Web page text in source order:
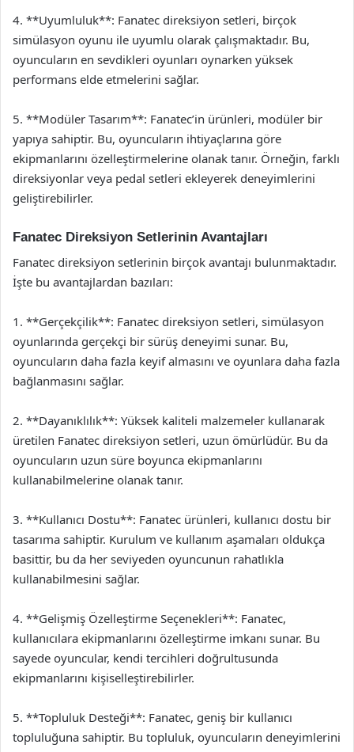
4. **Uyumluluk**: Fanatec direksiyon setleri, birçok
simülasyon oyunu ile uyumlu olarak çalışmaktadır. Bu,
oyuncuların en sevdikleri oyunları oynarken yüksek
performans elde etmelerini sağlar.
5. **Modüler Tasarım**: Fanatec’in ürünleri, modüler bir
yapıya sahiptir. Bu, oyuncuların ihtiyaçlarına göre
ekipmanlarını özelleştirmelerine olanak tanır. Örneğin, farklı
direksiyonlar veya pedal setleri ekleyerek deneyimlerini
geliştirebilirler.
Fanatec Direksiyon Setlerinin Avantajları
Fanatec direksiyon setlerinin birçok avantajı bulunmaktadır.
İşte bu avantajlardan bazıları:
1. **Gerçekçilik**: Fanatec direksiyon setleri, simülasyon
oyunlarında gerçekçi bir sürüş deneyimi sunar. Bu,
oyuncuların daha fazla keyif almasını ve oyunlara daha fazla
bağlanmasını sağlar.
2. **Dayanıklılık**: Yüksek kaliteli malzemeler kullanarak
üretilen Fanatec direksiyon setleri, uzun ömürlüdür. Bu da
oyuncuların uzun süre boyunca ekipmanlarını
kullanabilmelerine olanak tanır.
3. **Kullanıcı Dostu**: Fanatec ürünleri, kullanıcı dostu bir
tasarıma sahiptir. Kurulum ve kullanım aşamaları oldukça
basittir, bu da her seviyeden oyuncunun rahatlıkla
kullanabilmesini sağlar.
4. **Gelişmiş Özelleştirme Seçenekleri**: Fanatec,
kullanıcılara ekipmanlarını özelleştirme imkanı sunar. Bu
sayede oyuncular, kendi tercihleri doğrultusunda
ekipmanlarını kişiselleştirebilirler.
5. **Topluluk Desteği**: Fanatec, geniş bir kullanıcı
topluluğuna sahiptir. Bu topluluk, oyuncuların deneyimlerini